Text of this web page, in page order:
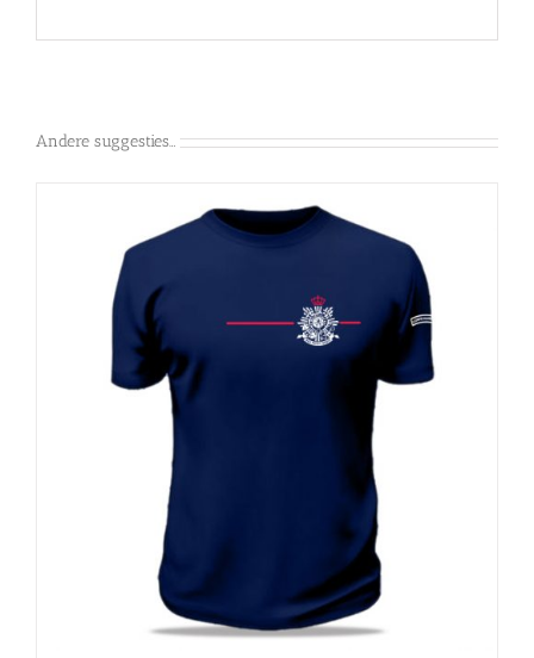
Andere suggesties…